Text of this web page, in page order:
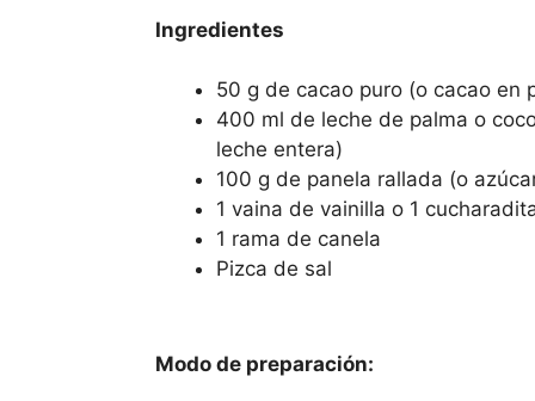
Ingredientes
50 g de cacao puro (o cacao en
400 ml de leche de palma o
leche entera)
100 g de panela rallada (o
1 vaina de vainilla o 1
1 rama de canela
Pizca de sal
Modo de preparación: